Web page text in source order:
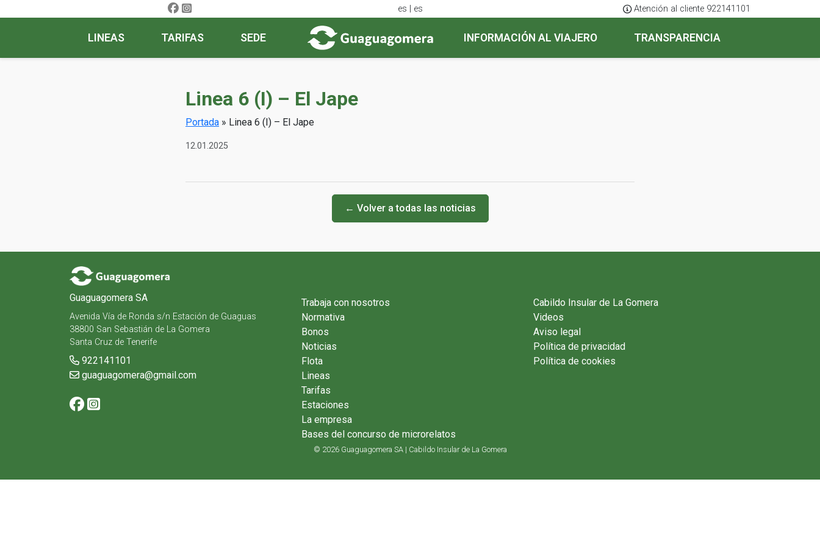
es | es Atención al cliente 922141101
LINEAS TARIFAS SEDE INFORMACIÓN AL VIAJERO TRANSPARENCIA
Linea 6 (I) – El Jape
Portada » Linea 6 (I) – El Jape
12.01.2025
← Volver a todas las noticias
Guaguagomera SA
Avenida Vía de Ronda s/n Estación de Guaguas
38800 San Sebastián de La Gomera
Santa Cruz de Tenerife
922141101
guaguagomera@gmail.com
Trabaja con nosotros
Normativa
Bonos
Noticias
Flota
Lineas
Tarifas
Estaciones
La empresa
Bases del concurso de microrelatos
Cabildo Insular de La Gomera
Videos
Aviso legal
Política de privacidad
Política de cookies
© 2026 Guaguagomera SA | Cabildo Insular de La Gomera